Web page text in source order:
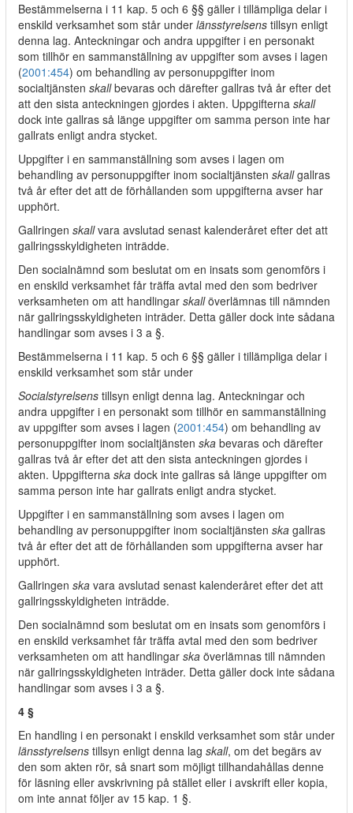
Bestämmelserna i 11 kap. 5 och 6 §§ gäller i tillämpliga delar i
enskild verksamhet som står under länsstyrelsens tillsyn enligt
denna lag. Anteckningar och andra uppgifter i en personakt
som tillhör en sammanställning av uppgifter som avses i lagen
(2001:454) om behandling av personuppgifter inom
socialtjänsten skallbevaras och därefter gallras två år efter det
att den sista anteckningen gjordes i akten. Uppgifterna skall
dock inte gallras så länge uppgifter om samma person inte har
gallrats enligt andra stycket.
Uppgifter i en sammanställning som avses i lagen om
behandling av personuppgifter inom socialtjänsten skallgallras
två år efter det att de förhållanden som uppgifterna avser har
upphört.
Gallringen skallvara avslutad senast kalenderåret efter det att
gallringsskyldigheten inträdde.
Den socialnämnd som beslutat om en insats som genomförs i
en enskild verksamhet får träffa avtal med den som bedriver
verksamheten om att handlingar skallöverlämnas till nämnden
när gallringsskyldigheten inträder. Detta gäller dock inte sådana
handlingar som avses i 3 a §.
Bestämmelserna i 11 kap. 5 och 6 §§ gäller i tillämpliga delar i
enskild verksamhet som står under
Socialstyrelsens tillsyn enligt denna lag. Anteckningar och
andra uppgifter i en personakt som tillhör en sammanställning
av uppgifter som avses i lagen (2001:454) om behandling av
personuppgifter inom socialtjänsten ska bevaras och därefter
gallras två år efter det att den sista anteckningen gjordes i
akten. Uppgifterna ska dock inte gallras så länge uppgifter om
samma person inte har gallrats enligt andra stycket.
Uppgifter i en sammanställning som avses i lagen om
behandling av personuppgifter inom socialtjänsten ska gallras
två år efter det att de förhållanden som uppgifterna avser har
upphört.
Gallringen ska vara avslutad senast kalenderåret efter det att
gallringsskyldigheten inträdde.
Den socialnämnd som beslutat om en insats som genomförs i
en enskild verksamhet får träffa avtal med den som bedriver
verksamheten om att handlingar ska överlämnas till nämnden
när gallringsskyldigheten inträder. Detta gäller dock inte sådana
handlingar som avses i 3 a §.
4 §
En handling i en personakt i enskild verksamhet som står under
länsstyrelsens tillsyn enligt denna lag skall, om det begärs av
den som akten rör, så snart som möjligt tillhandahållas denne
för läsning eller avskrivning på stället eller i avskrift eller kopia,
om inte annat följer av 15 kap. 1 §.